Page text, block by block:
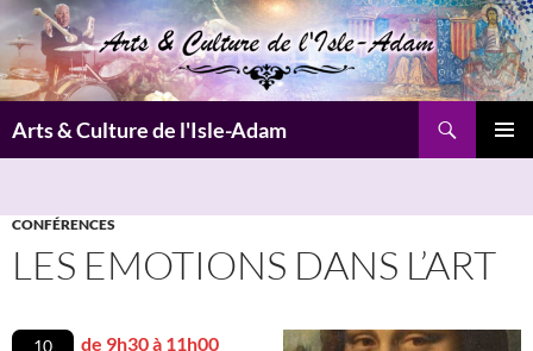
Aller
au
contenu
Arts & Culture de l'Isle-Adam
CONFÉRENCES
LES EMOTIONS DANS L’ART
10 de 9h30 à 11h00